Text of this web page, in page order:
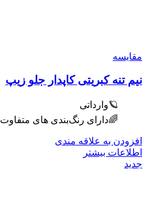
مقایسه
نیم تنه کبریتی کاپدار جلو زیپ
🪐وارداتی
🌈دارای رنگ‌بندی های متفاوت
افزودن به علاقه مندی
اطلاعات بیشتر
جدید